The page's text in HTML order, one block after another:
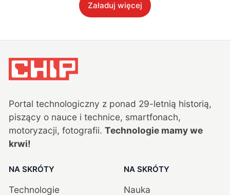
Załaduj więcej
Portal technologiczny z ponad 29-letnią historią,
piszący o nauce i technice, smartfonach,
motoryzacji, fotografii. Technologie mamy we
krwi!
NA SKRÓTY
Technologie
NA SKRÓTY
Nauka